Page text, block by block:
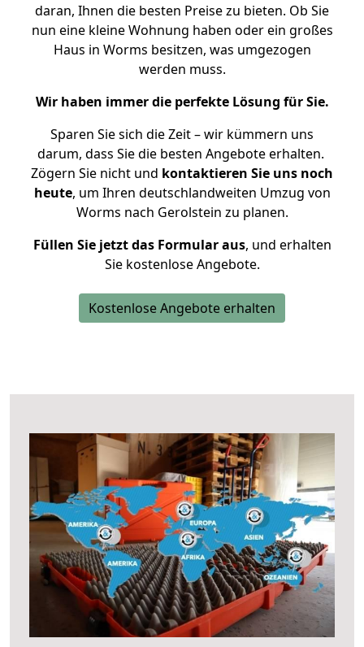
daran, Ihnen die besten Preise zu bieten. Ob Sie
nun eine kleine Wohnung haben oder ein großes
Haus in Worms besitzen, was umgezogen
werden muss.
Wir haben immer die perfekte Lösung für Sie.
Sparen Sie sich die Zeit – wir kümmern uns
darum, dass Sie die besten Angebote erhalten.
Zögern Sie nicht und kontaktieren Sie uns noch
heute, um Ihren deutschlandweiten Umzug von
Worms nach Gerolstein zu planen.
Füllen Sie jetzt das Formular aus, und erhalten
Sie kostenlose Angebote.
Kostenlose Angebote erhalten